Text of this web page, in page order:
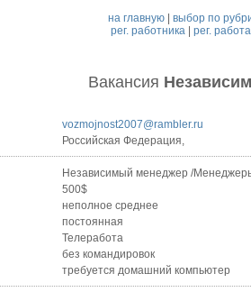
на главную |выбор по
рег. работника| рег.
Вакансия
vozmojnost2007@rambler.ru
Российская Федерация,
Независимый менеджер /
500$
неполное среднее
постоянная
Телеработа
без командировок
требуется домашний компьютер